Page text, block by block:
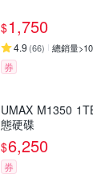
$1,750
4.9 (66) 總銷量
券
UMAX M1350
態硬碟
$6,250
券